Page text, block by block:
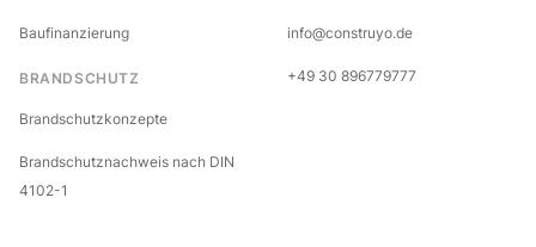
Baufinanzierung
BRANDSCHUTZ
Brandschutzkonzepte
Brandschutznachweis nach DIN
4102-1
info@construyo.de
+49 30 896779777